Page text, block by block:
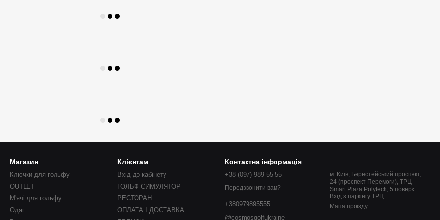
Магазин
Ключки для гольфу
OUTLET
М'ячі для гольфу
Одяг
Клієнтам
Вхід до кабінету
ГОЛЬФ-СИМУЛЯТОР
РЕСТОРАН
ОПЛАТА І ДОСТАВКА
Контактна інформація
+38 (097) 989-55-55
Передзвонити вам?
+380979895555
@cosmosgolfukraine
м. Київ, Берестейський проспект,
24 (проспект Перемоги), ТРЦ
Smart Plaza Polytech, 5 поверх
Вхід з паркінгу ТРЦ
Мапа проїзду